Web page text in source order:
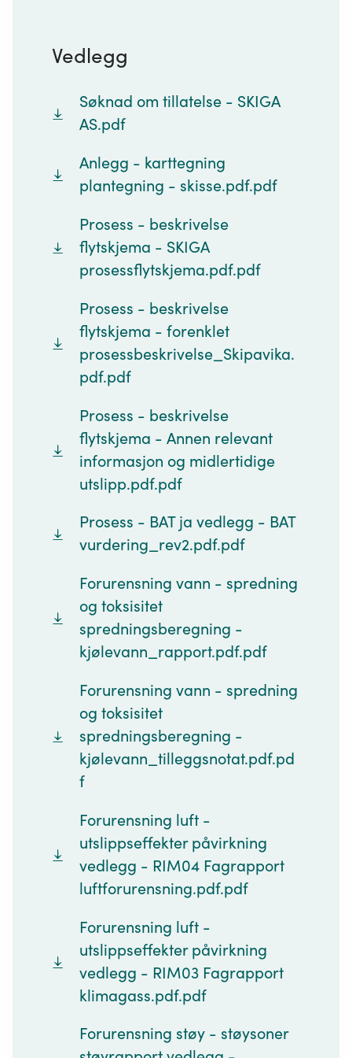
Vedlegg
Søknad om tillatelse - SKIGA
AS.pdf
Anlegg - karttegning
plantegning - skisse.pdf.pdf
Prosess - beskrivelse
flytskjema - SKIGA
prosessflytskjema.pdf.pdf
Prosess - beskrivelse
flytskjema - forenklet
prosessbeskrivelse_Skipavika.
pdf.pdf
Prosess - beskrivelse
flytskjema - Annen relevant
informasjon og midlertidige
utslipp.pdf.pdf
Prosess - BAT ja vedlegg - BAT
vurdering_rev2.pdf.pdf
Forurensning vann - spredning
og toksisitet
spredningsberegning -
kjølevann_rapport.pdf.pdf
Forurensning vann - spredning
og toksisitet
spredningsberegning -
kjølevann_tilleggsnotat.pdf.pd
f
Forurensning luft -
utslippseffekter påvirkning
vedlegg - RIM04 Fagrapport
luftforurensning.pdf.pdf
Forurensning luft -
utslippseffekter påvirkning
vedlegg - RIM03 Fagrapport
klimagass.pdf.pdf
Forurensning støy - støysoner